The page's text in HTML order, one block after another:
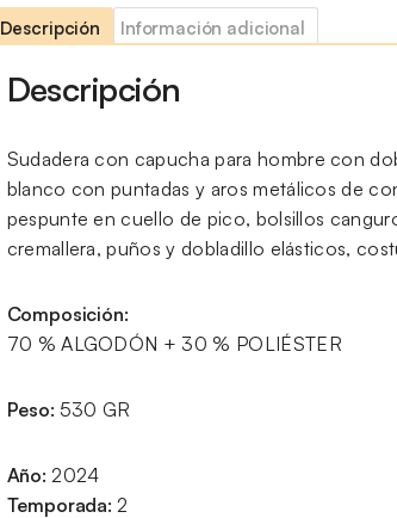
Descripción Información adicional
Descripción
Sudadera con capucha para hombre con
blanco con puntadas y aros metálicos de
pespunte en cuello de pico, bolsillos
cremallera, puños y dobladillo elásticos,
Composición:
70 % ALGODÓN + 30 % POLIÉSTER
Peso: 530 GR
Año: 2024
Temporada: 2